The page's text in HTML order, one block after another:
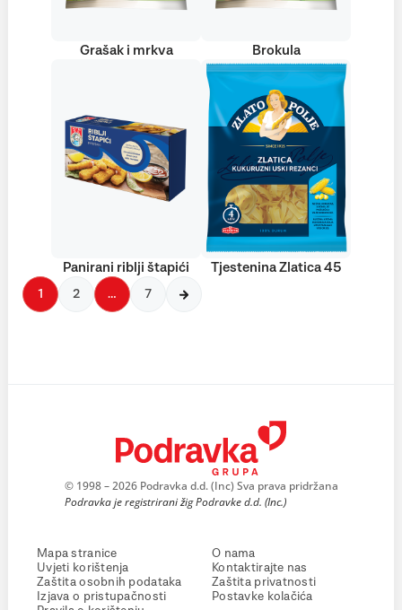
Grašak i mrkva Brokula
Panirani riblji štapići Tjestenina Zlatica 45
1 2 … 7
© 1998 – 2026 Podravka d.d. (Inc) Sva prava pridržana
Podravka je registrirani žig Podravke d.d. (Inc.)
Mapa stranice
Uvjeti korištenja
Zaštita osobnih podataka
Izjava o pristupačnosti
O nama
Kontaktirajte nas
Zaštita privatnosti
Postavke kolačića